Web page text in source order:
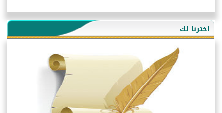
هذه سبيلنا فماذا تنقمون؟!
أُسُـسُ بَـيْـتِ الـمُسْـلِمِ
التَّعْلِيمُ القُرْآنِي
كلمة إلى إخواني السلفيين في الجزائر
اخترنا لك